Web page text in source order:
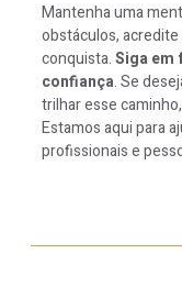
Mantenha uma
obstáculos,
conquista.Siga em
confiança. Se
trilhar esse caminho,
Estamos aqui para
profissionais e